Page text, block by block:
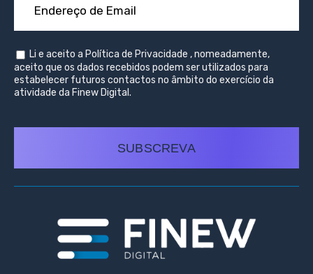
Li e aceito a Política de Privacidade , nomeadamente,
aceito que os dados recebidos podem ser utilizados para
estabelecer futuros contactos no âmbito do exercício da
atividade da Finew Digital.
SUBSCREVA